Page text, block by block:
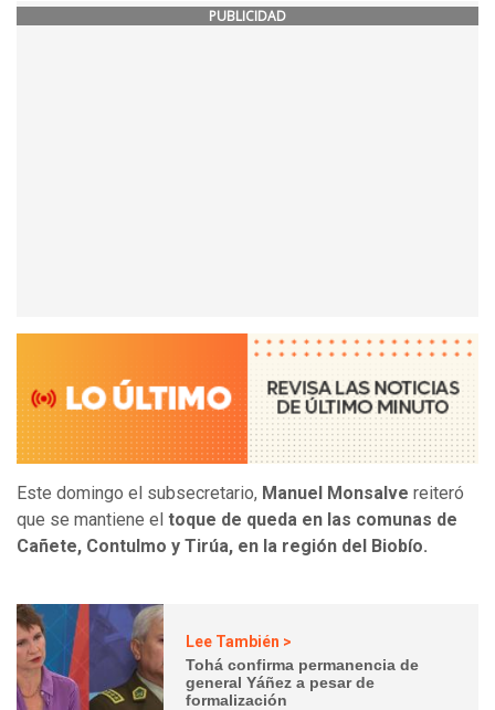
PUBLICIDAD
Este domingo el subsecretario, Manuel Monsalve reiteró
que se mantiene el toque de queda en las comunas de
Cañete, Contulmo y Tirúa, en la región del Biobío.
Lee También >
Tohá confirma permanencia de
general Yáñez a pesar de
formalización